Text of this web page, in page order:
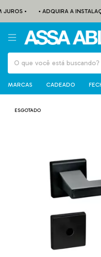
• • ADQUIRA A
MARCAS CADEADO
ESGOTADO